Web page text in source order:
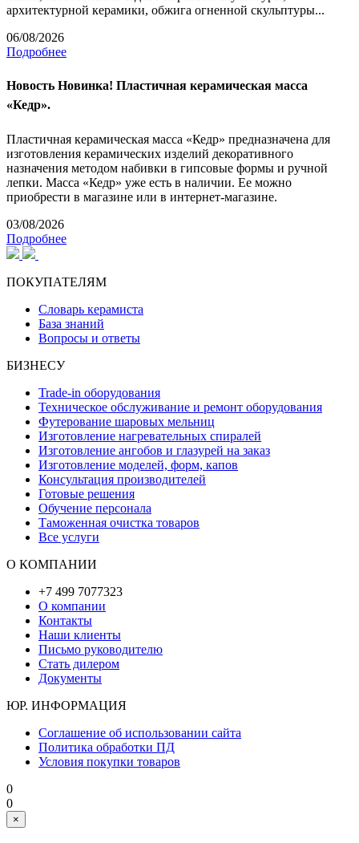
архитектурной керамики, обжига огненной скульптуры...
06/08/2026
Подробнее
Новость Новинка! Пластичная керамическая масса
«Кедр».
Пластичная керамическая масса «Кедр» предназначена для
изготовления керамических изделий декоративного
назначения методом набивки в гипсовые формы и ручной
лепки. Масса «Кедр» уже есть в наличии. Ее можно
приобрести в магазине или в интернет-магазине.
03/08/2026
Подробнее
ПОКУПАТЕЛЯМ
Словарь керамиста
База знаний
Вопросы и ответы
БИЗНЕСУ
Trade-in оборудования
Техническое обслуживание и ремонт оборудования
Футерование шаровых мельниц
Изготовление нагревательных спиралей
Изготовление ангобов и глазурей на заказ
Изготовление моделей, форм, капов
Консультация производителей
Готовые решения
Обучение персонала
Таможенная очистка товаров
Все услуги
О КОМПАНИИ
+7 499 7077323
О компании
Контакты
Наши клиенты
Письмо руководителю
Стать дилером
Документы
ЮР. ИНФОРМАЦИЯ
Соглашение об использовании сайта
Политика обработки ПД
Условия покупки товаров
0
0
×